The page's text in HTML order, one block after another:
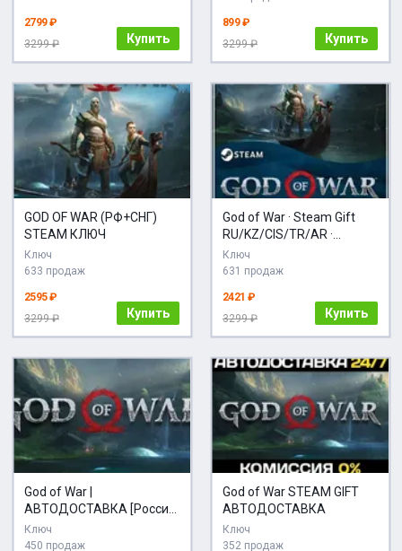
2799 ₽
3299 ₽
Купить
899 ₽
3299 ₽
Купить
GOD OF WAR (РФ+СНГ)
STEAM КЛЮЧ
Ключ
633 продаж
2595 ₽
3299 ₽
Купить
God of War · Steam Gift
RU/KZ/CIS/TR/AR ·
АВТОДОСТАВКА
Ключ
631 продаж
2421 ₽
3299 ₽
Купить
God of War |
АВТОДОСТАВКА [Россия
- Steam Gift]
Ключ
450 продаж
God of War STEAM GIFT
АВТОДОСТАВКА
Ключ
352 продаж